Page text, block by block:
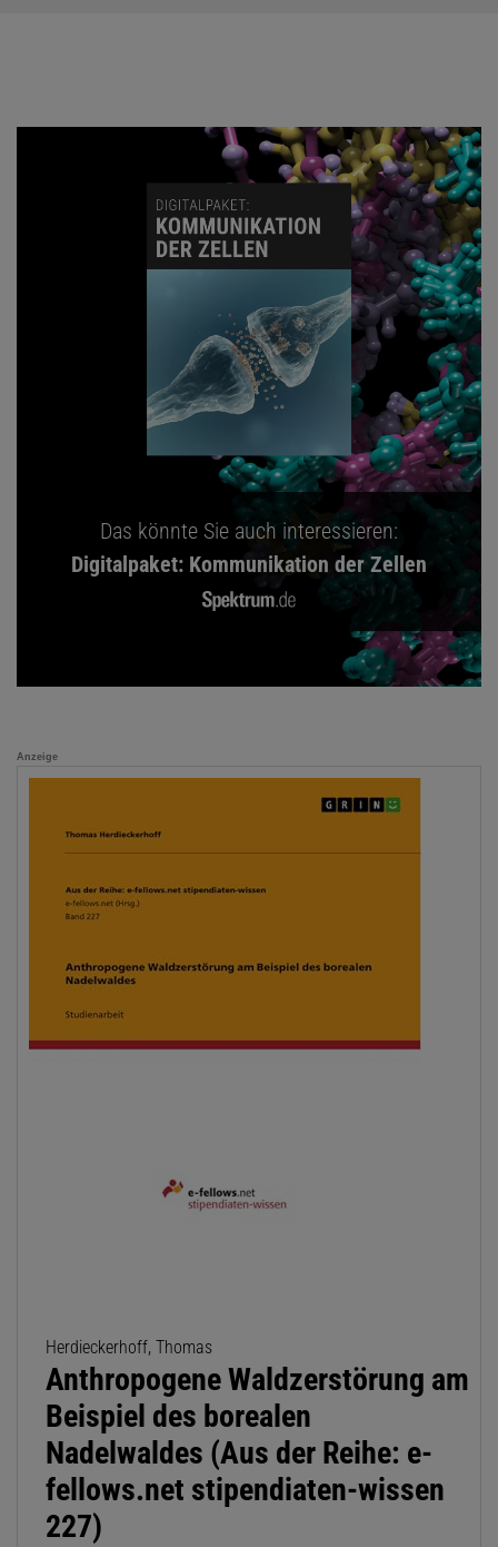
Das könnte Sie auch interessieren:
Digitalpaket: Kommunikation der Zellen
Anzeige
Herdieckerhoff, Thomas
Anthropogene Waldzerstörung am
Beispiel des borealen
Nadelwaldes (Aus der Reihe: e-
fellows.net stipendiaten-wissen
227)